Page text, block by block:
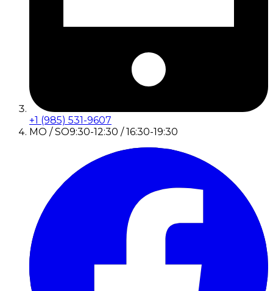
+1 (985) 531-9607
MO / SO9:30-12:30 / 16:30-19:30